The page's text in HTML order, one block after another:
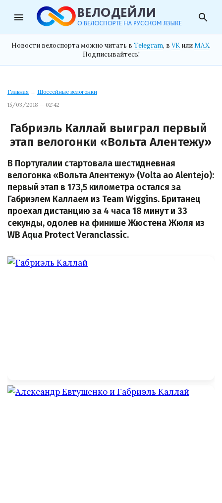
menu search
Новости велоспорта можно читать в Telegram, в VK илиMAX.
Подписывайтесь!
Главная → Шоссейные велогонки
15/03/2018 — 02:42
Габриэль Каллай выиграл первый
этап велогонки «Вольта Алентежу»
В Португалии стартовала шестидневная
велогонка «Вольта Алентежу» (Volta ao Alentejo):
первый этап в 173,5 километра остался за
Габриэлем Каллаем из Team Wiggins. Британец
проехал дистанцию за 4 часа 18 минут и 33
секунды, одолев на финише Жюстена Жюля из
WB Aqua Protect Veranclassic.